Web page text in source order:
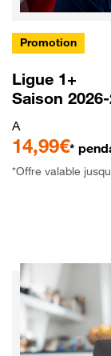
Promotion
Ligue 1+
Saison
A
14,99€*
*Offre valable